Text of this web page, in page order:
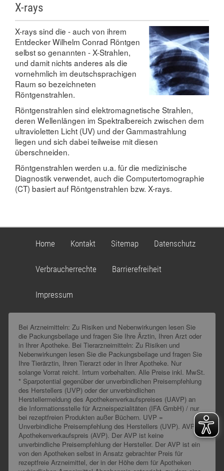
X-rays
X-rays sind die - auch von ihrem
Entdecker Wilhelm Conrad Röntgen
selbst so genannten - X-Strahlen,
und damit nichts anderes als die
vornehmlich im deutschsprachigen
Raum so bezeichneten
Röntgenstrahlen.
Röntgenstrahlen sind elektromagnetische Strahlen,
deren Wellenlängen im Spektralbereich zwischen dem
ultravioletten Licht (UV) und der Gammastrahlung
liegen und sich dabei teilweise mit diesen
überschneiden.
Röntgenstrahlen werden u.a. für die medizinische
Diagnostik verwendet, auch die Computertomographie
(CT) basiert auf Röntgenstrahlen bzw. X-rays.
Home Kontakt Sitemap Datenschutz
Verbraucherrechte Barrierefreiheit
Impressum
Bei Arzneimitteln: Zu Risiken und Nebenwirkungen lesen Sie
die Packungsbeilage und fragen Sie Ihre Ärztin, Ihren Arzt oder
in Ihrer Apotheke. Bei Tierarzneimitteln: Zu Risiken und
Nebenwirkungen lesen Sie die Packungsbeilage und fragen Sie
Ihre Tierärztin, Ihren Tierarzt oder in Ihrer Apotheke. Nur
solange Vorrat reicht. Irrtum vorbehalten. Alle Preise inkl. MwSt.
* Sparpotential gegenüber der unverbindlichen Preisempfehlung
des Herstellers (UVP) oder der unverbindlichen
Herstellermeldung des Apothekenverkaufspreises (UAVP) an
die Informationsstelle für Arzneispezialitäten (IFA GmbH) / nur
bei rezeptfreien Produkten außer Büchern. UVP =
Unverbindliche Preisempfehlung des Herstellers (UVP). AVP =
Apothekenverkaufspreis (AVP). Der AVP ist keine
unverbindliche Preisempfehlung der Hersteller. Der AVP ist ein
von den Apotheken selbst in Ansatz gebrachter Preis für
rezeptfreie Arzneimittel, der in der Höhe dem für Apotheken